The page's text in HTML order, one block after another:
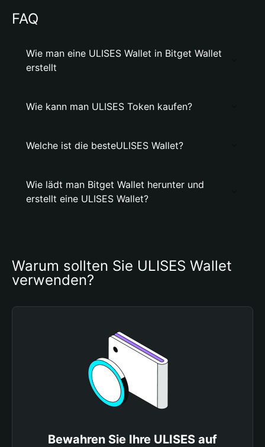
FAQ
Wie man eine ULISES Wallet in Bitget Wallet
erstellt
Wie kann man ULISES Token kaufen?
Welche ist die besteULISES Wallet?
Wie lädt man Bitget Wallet herunter und
erstellt eine ULISES Wallet?
Warum sollten Sie ULISES Wallet
verwenden?
Bewahren Sie Ihre ULISES auf